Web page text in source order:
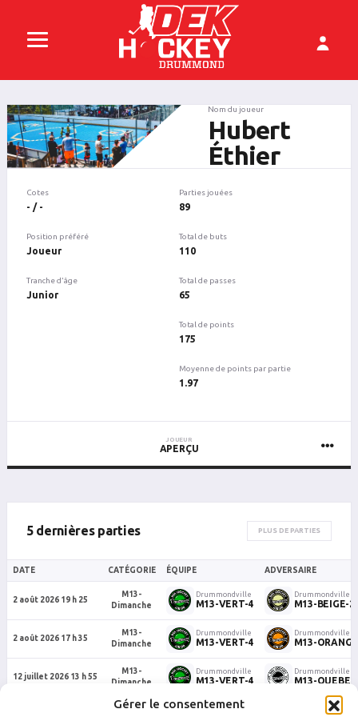
Gérer le consentement
Nom du joueur
Hubert
Éthier
Cotes
- / -
Position préféré
Joueur
Tranche d'âge
Junior
Parties jouées
89
Total de buts
110
Total de passes
65
Total de points
175
Moyenne de points par partie
1.97
JOUEUR
APERÇU
5 dernières parties PLUS DE PARTIES
DATE CATÉGORIE ÉQUIPE ADVERSAIRE
2 août 2026 19 h 25
M13-
Dimanche
Drummondville
M13-VERT-4
Drummondville
M13-BEIGE-2
2 août 2026 17 h 35
M13-
Dimanche
Drummondville
M13-VERT-4
Drummondville
M13-
12 juillet 2026 13 h 55
M13-
Dimanche
Drummondville
M13-VERT-4
Drummondville
M13-
M13-
Drummondville Drummondville